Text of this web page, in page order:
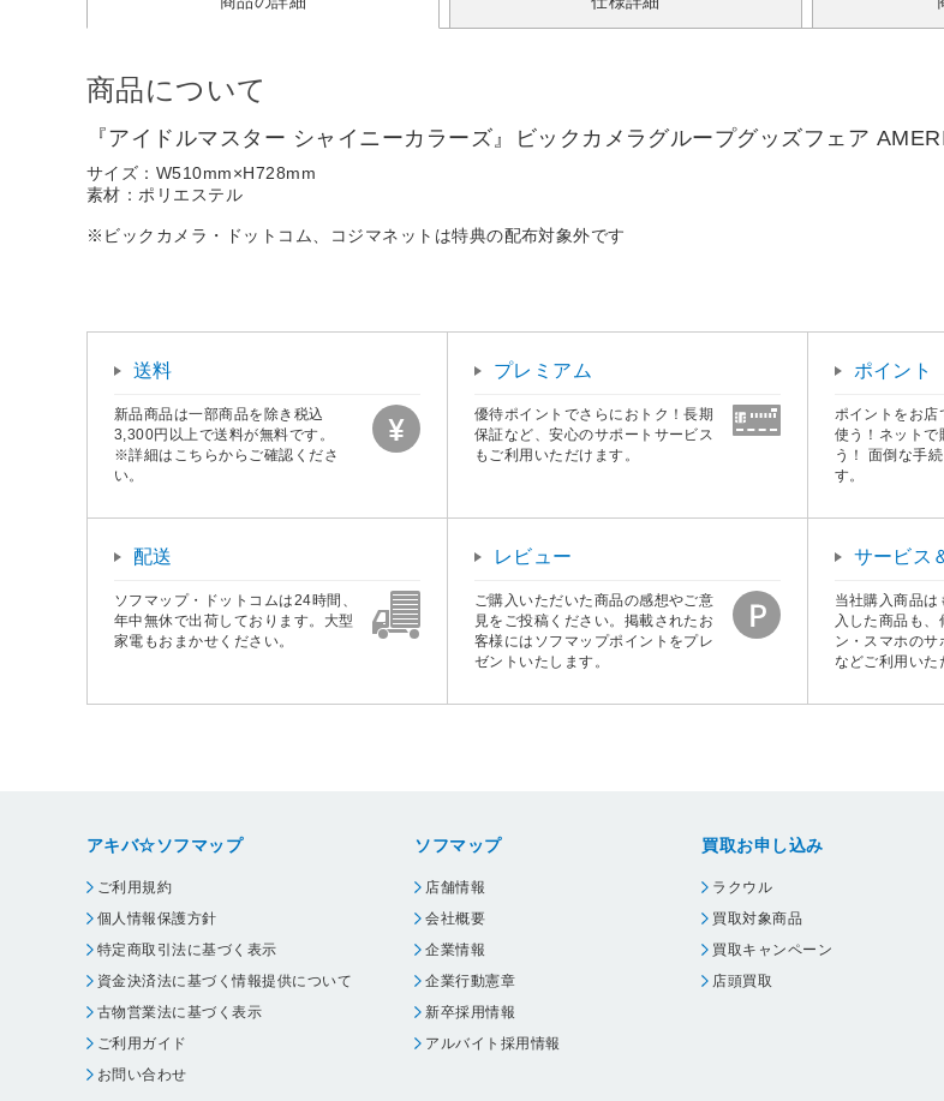
商品について
『アイドルマスター シャイニーカラーズ』ビックカメラグループグッズフェア
サイズ：W510mm×H728mm
素材：ポリエステル
※ビックカメラ・ドットコム、コジマネットは特典の配布対象外です
送料
新品商品は一部商品を除き税込
3,300円以上で送料が無料です。
※詳細はこちらからご確認くださ
い。
プレミアム
優待ポイントでさらにおトク！長期
保証など、安心のサポートサービス
もご利用いただけます。
ポイント
ポイントをお
使う！ネットで
う！ 面倒な手
す。
配送
ソフマップ・ドットコムは24時間、
年中無休で出荷しております。大型
家電もおまかせください。
レビュー
ご購入いただいた商品の感想やご意
見をご投稿ください。掲載されたお
客様にはソフマップポイントをプレ
ゼントいたします。
サービス
当社購入商品
入した商品も
ン・スマホの
などご利用いた
アキバ☆ソフマップ
ご利用規約
個人情報保護方針
特定商取引法に基づく表示
資金決済法に基づく情報提供について
古物営業法に基づく表示
ご利用ガイド
お問い合わせ
ソフマップ
店舗情報
会社概要
企業情報
企業行動憲章
新卒採用情報
アルバイト採用情報
買取お申し込み
ラクウル
買取対象商品
買取キャンペーン
店頭買取